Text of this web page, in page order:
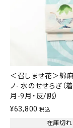
＜召しませ花＞綿
ノ- 水のせせらぎ（
月-9月・反/誂）
¥63,800 税込
在庫切れ